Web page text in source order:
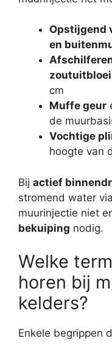
Opstijgend
en
cm
Muffe geur
de
Vochtige
hoogte van
Bij actief
stromend water
muurinjectie niet
bekuiping nodig.
Welke
horen bij
kelders?
Enkele begrippen